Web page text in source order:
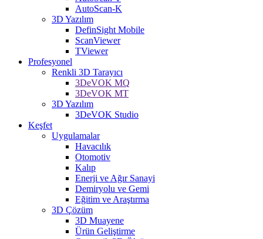
AutoScan-K
3D Yazılım
DefinSight Mobile
ScanViewer
TViewer
Profesyonel
Renkli 3D Tarayıcı
3DeVOK MQ
3DeVOK MT
3D Yazılım
3DeVOK Studio
Keşfet
Uygulamalar
Havacılık
Otomotiv
Kalıp
Enerji ve Ağır Sanayi
Demiryolu ve Gemi
Eğitim ve Araştırma
3D Çözüm
3D Muayene
Ürün Geliştirme